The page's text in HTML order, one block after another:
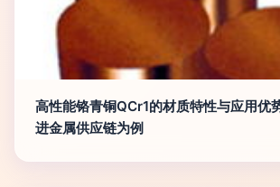
高性能铬青铜QCr1的材质特性与应用
进金属供应链为例